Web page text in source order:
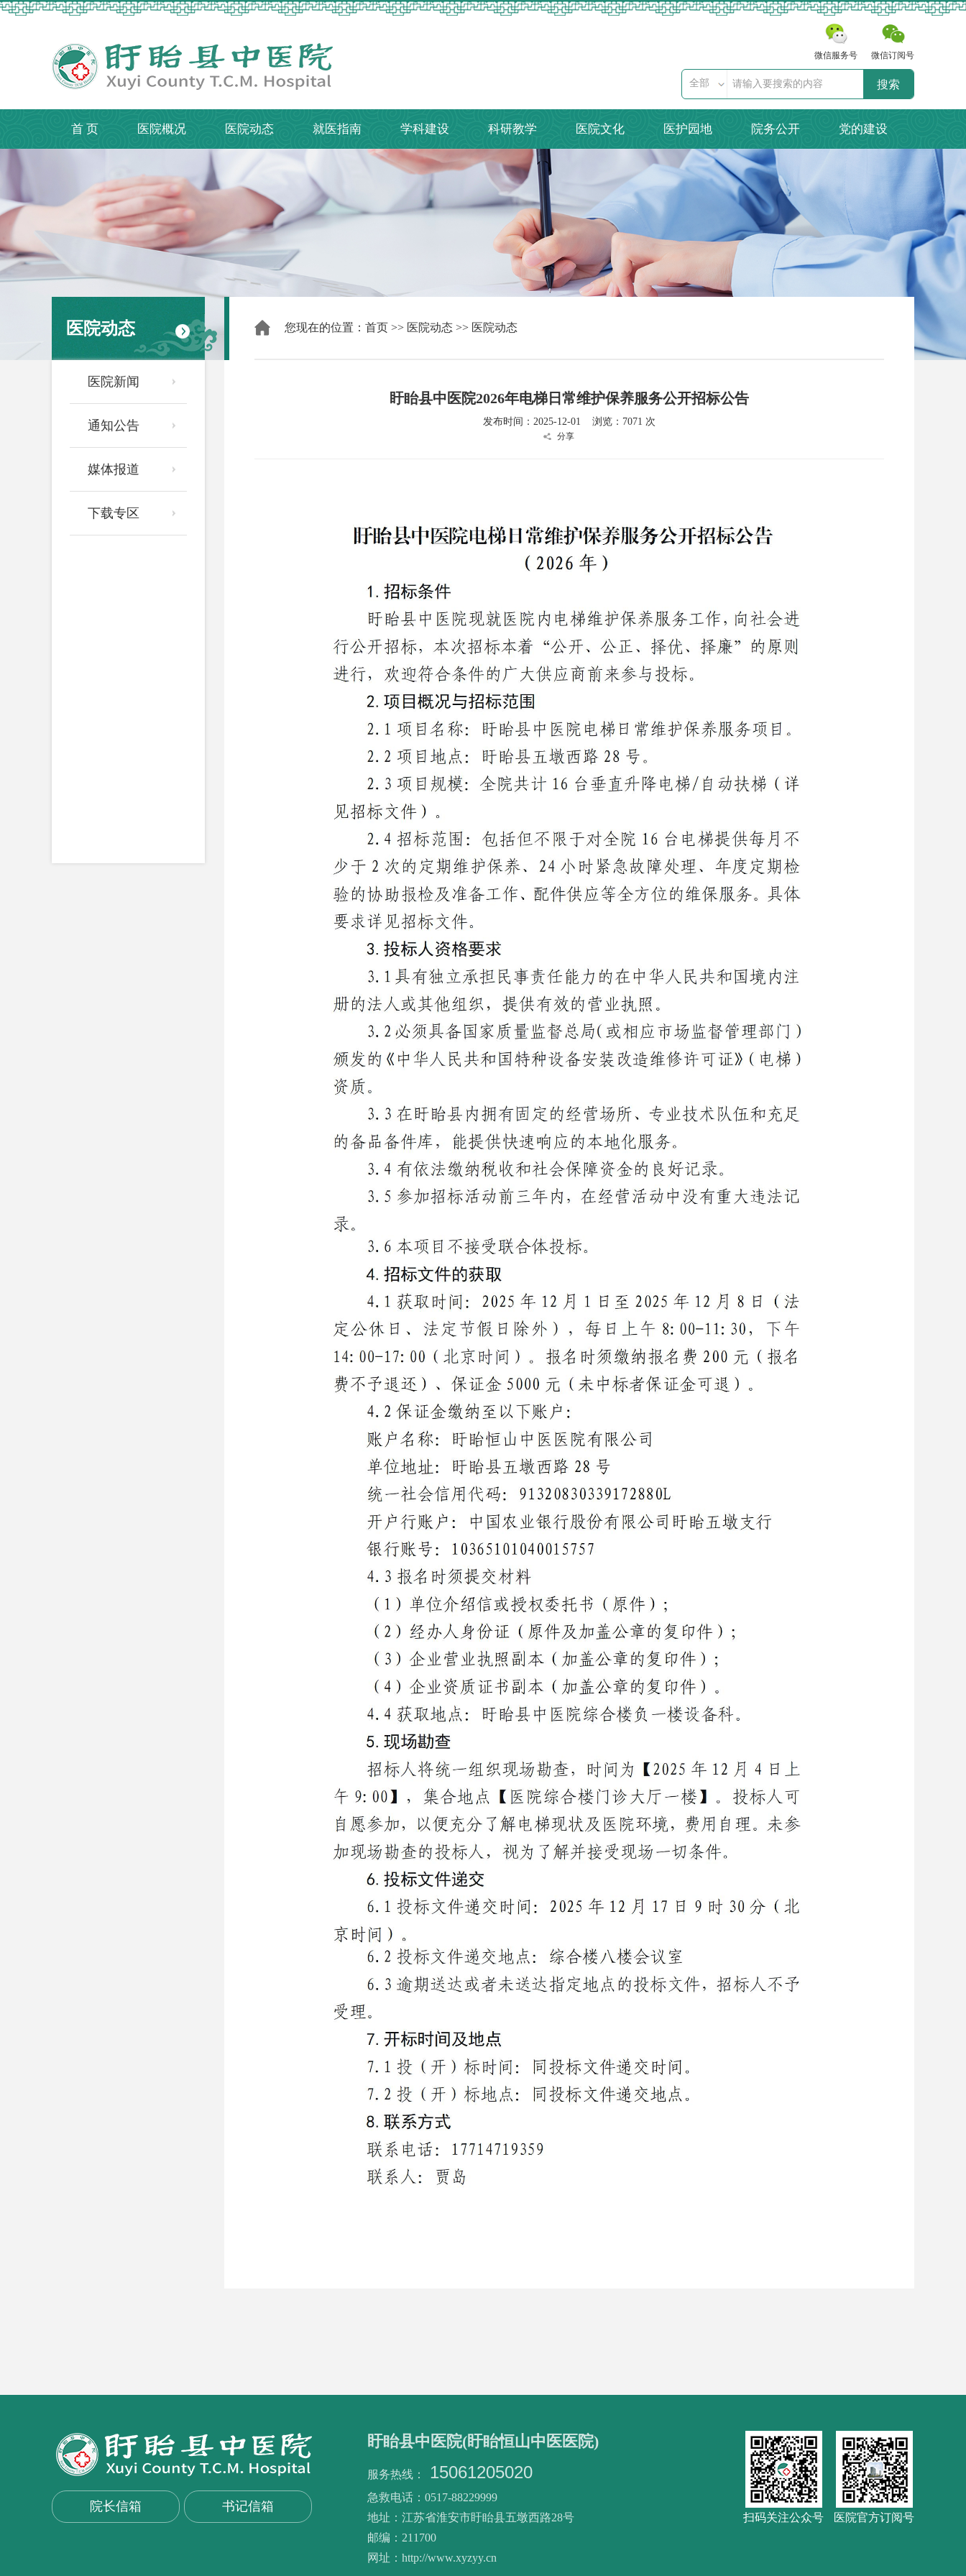
微信服务号 微信订阅号
全部 搜索
首 页 医院概况 医院动态 就医指南 学科建设 科研教学 医院文化 医护园地 院务公开 党的建设
医院动态
医院新闻
通知公告
媒体报道
下载专区
您现在的位置： 首页 >> 医院动态 >> 医院动态
盱眙县中医院2026年电梯日常维护保养服务公开招标公告
发布时间：2025-12-01 浏览：7071 次
分享
院长信箱 书记信箱
盱眙县中医院(盱眙恒山中医医院)
服务热线： 15061205020
急救电话：0517-88229999
地址：江苏省淮安市盱眙县五墩西路28号
邮编：211700
网址：http://www.xyzyy.cn
扫码关注公众号 医院官方订阅号